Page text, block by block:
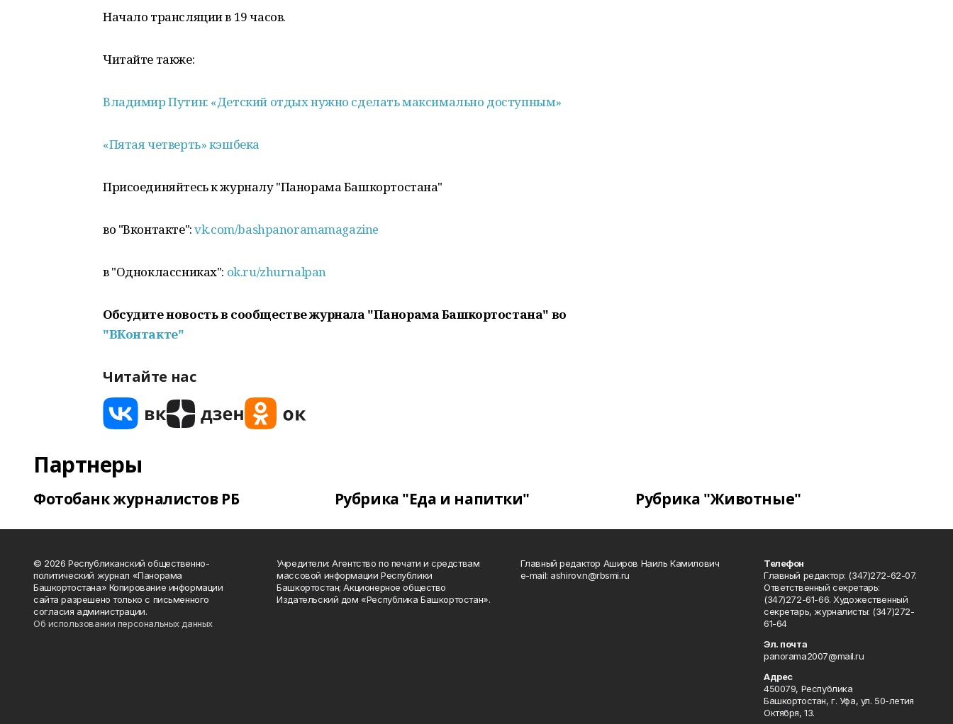
Начало трансляции в 19 часов.
Читайте также:
Владимир Путин: «Детский отдых нужно сделать максимально доступным»
«Пятая четверть» кэшбека
Присоединяйтесь к журналу "Панорама Башкортостана"
во "Вконтакте":vk.com/bashpanoramamagazine
в "Одноклассниках": ok.ru/zhurnalpan
Обсудите новость в сообществе журнала "Панорама Башкортостана" во
"ВКонтакте"
Читайте нас
Партнеры
Фотобанк журналистов РБ Рубрика "Еда и напитки" Рубрика "Животные"
© 2026 Республиканский общественно-
политический журнал «Панорама
Башкортостана» Копирование информации
сайта разрешено только с письменного
согласия администрации.
Об использовании персональных данных
Учредители: Агентство по печати и средствам
массовой информации Республики
Башкортостан; Акционерное общество
Издательский дом «Республика Башкортостан».
Главный редактор Аширов Наиль Камилович
e-mail: ashirov.n@rbsmi.ru
Телефон
Главный редактор: (347)272-62-07.
Ответственный секретарь:
(347)272-61-66. Художественный
секретарь, журналисты: (347)272-
61-64
Эл. почта
panorama2007@mail.ru
Адрес
450079, Республика
Башкортостан, г. Уфа, ул. 50-летия
Октября, 13.